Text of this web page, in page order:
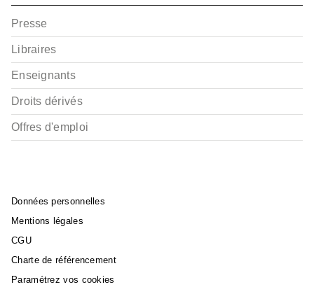
Presse
Libraires
Enseignants
Droits dérivés
Offres d'emploi
Données personnelles
Mentions légales
CGU
Charte de référencement
Paramétrez vos cookies